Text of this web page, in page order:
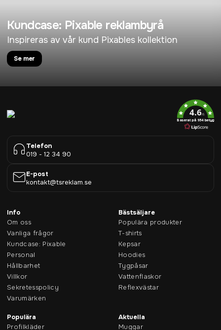
Kundcase: Pixable reklambyrå
Inspireras av vår kund Pixables kollektion
Se mer
4.6/5
Baserat på 954 betyg
Telefon
019 - 12 34 90
E-post
kontakt@tsreklam.se
Info
Om oss
Vanliga frågor
Kundcase: Pixable
Personal
Hållbarhet
Villkor
Sekretesspolicy
Varumärken
Bästsäljare
Populära produkter
T-shirts
Kepsar
Hoodies
Tygpåsar
Vattenflaskor
Reflexvästar
Populära
Profilkläder
Aktuella
Muggar